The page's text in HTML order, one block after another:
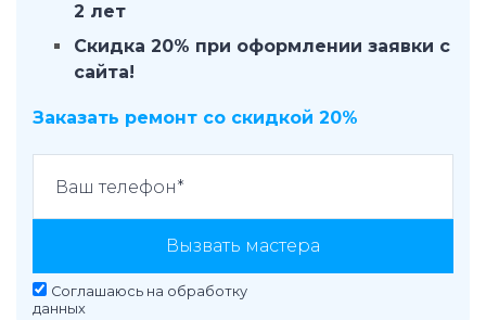
2 лет
Скидка 20% при оформлении заявки с
сайта!
Заказать ремонт со скидкой 20%
Вызвать мастера
Соглашаюсь на обработку
данных